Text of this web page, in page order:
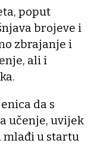
poput
brojeve i
zbrajanje i
ali i
da s
učenje, uvijek
mlađi u startu